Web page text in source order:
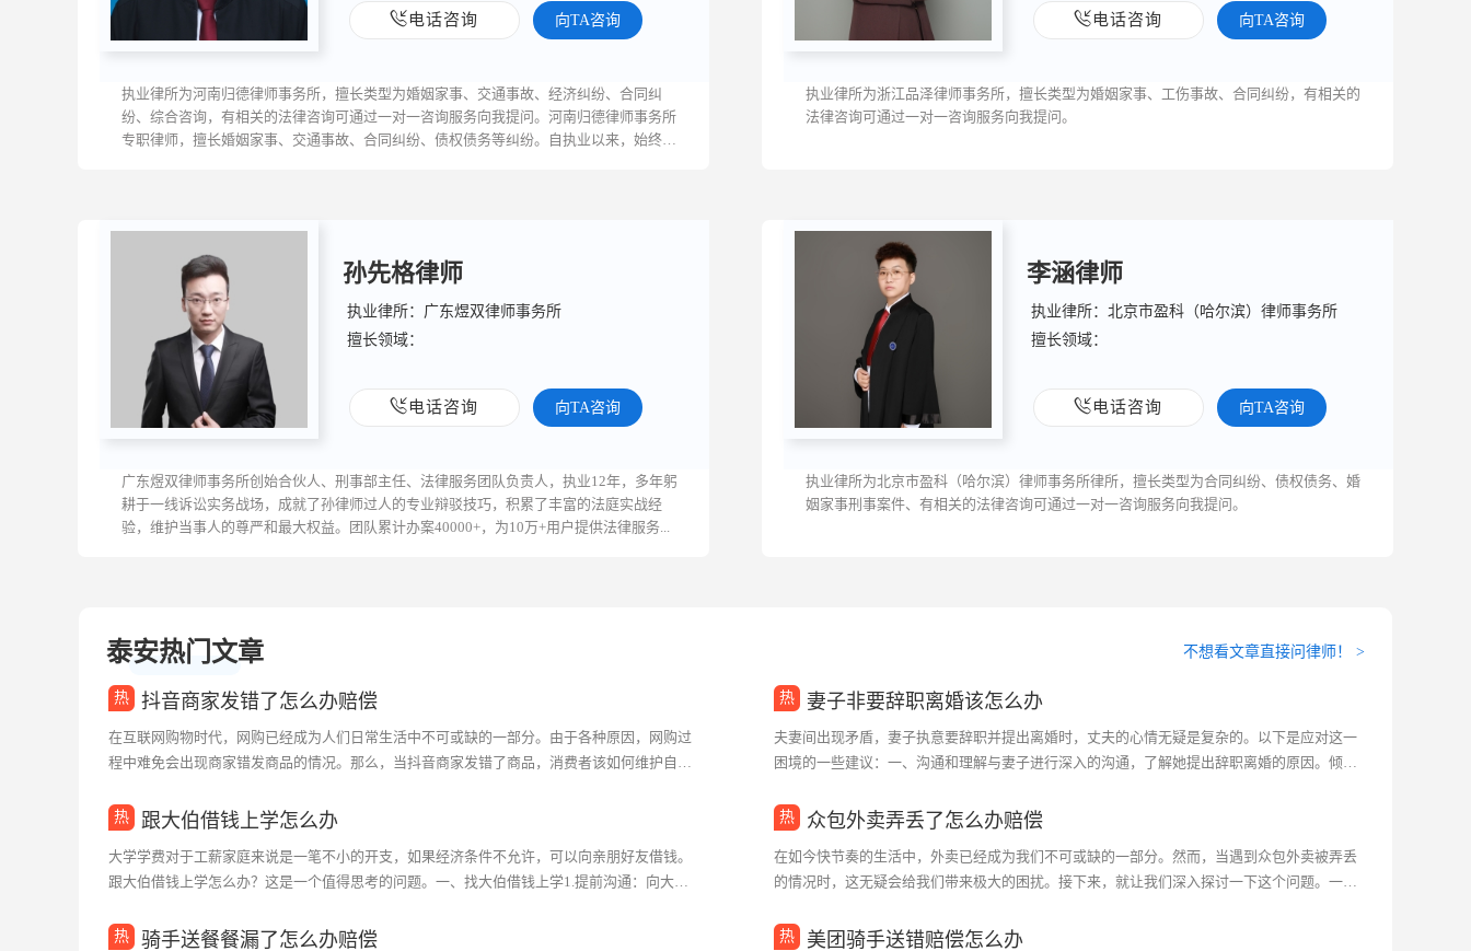
电话咨询 向TA咨询
执业律所为河南归德律师事务所，擅长类型为婚姻家事、交通事故、经济纠纷、合同纠
纷、综合咨询，有相关的法律咨询可通过一对一咨询服务向我提问。河南归德律师事务所
专职律师，擅长婚姻家事、交通事故、合同纠纷、债权债务等纠纷。自执业以来，始终坚
电话咨询 向TA咨询
执业律所为浙江品泽律师事务所，擅长类型为婚姻家事、工伤事故、合同纠纷，有相关的
法律咨询可通过一对一咨询服务向我提问。
孙先格律师
执业律所：广东煜双律师事务所
擅长领域：
电话咨询 向TA咨询
广东煜双律师事务所创始合伙人、刑事部主任、法律服务团队负责人，执业12年，多年躬
耕于一线诉讼实务战场，成就了孙律师过人的专业辩驳技巧，积累了丰富的法庭实战经
验，维护当事人的尊严和最大权益。团队累计办案40000+，为10万+用户提供法律服务...
李涵律师
执业律所：北京市盈科（哈尔滨）律师事务所
擅长领域：
电话咨询 向TA咨询
执业律所为北京市盈科（哈尔滨）律师事务所律所，擅长类型为合同纠纷、债权债务、婚
姻家事刑事案件、有相关的法律咨询可通过一对一咨询服务向我提问。
泰安热门文章 不想看文章直接问律师！ >
抖音商家发错了怎么办赔偿
在互联网购物时代，网购已经成为人们日常生活中不可或缺的一部分。由于各种原因，网购过
程中难免会出现商家错发商品的情况。那么，当抖音商家发错了商品，消费者该如何维护自己
妻子非要辞职离婚该怎么办
夫妻间出现矛盾，妻子执意要辞职并提出离婚时，丈夫的心情无疑是复杂的。以下是应对这一
困境的一些建议：一、沟通和理解与妻子进行深入的沟通，了解她提出辞职离婚的原因。倾听
跟大伯借钱上学怎么办
大学学费对于工薪家庭来说是一笔不小的开支，如果经济条件不允许，可以向亲朋好友借钱。
跟大伯借钱上学怎么办？这是一个值得思考的问题。一、找大伯借钱上学1.提前沟通：向大伯
众包外卖弄丢了怎么办赔偿
在如今快节奏的生活中，外卖已经成为我们不可或缺的一部分。然而，当遇到众包外卖被弄丢
的情况时，这无疑会给我们带来极大的困扰。接下来，就让我们深入探讨一下这个问题。一、
骑手送餐餐漏了怎么办赔偿 美团骑手送错赔偿怎么办